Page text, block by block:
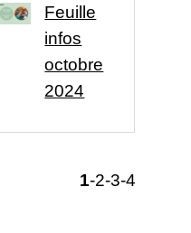
Feuille
infos
octobre
2024
1-2-3-4